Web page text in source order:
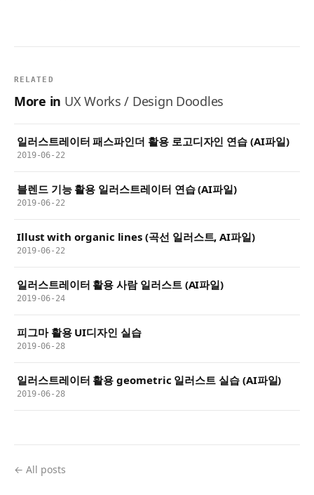
RELATED
More in UX Works / Design Doodles
일러스트레이터 패스파인더 활용 로고디자인 연습 (AI파일)
2019-06-22
블렌드 기능 활용 일러스트레이터 연습 (AI파일)
2019-06-22
Illust with organic lines (곡선 일러스트, AI파일)
2019-06-22
일러스트레이터 활용 사람 일러스트 (AI파일)
2019-06-24
피그마 활용 UI디자인 실습
2019-06-28
일러스트레이터 활용 geometric 일러스트 실습 (AI파일)
2019-06-28
← All posts